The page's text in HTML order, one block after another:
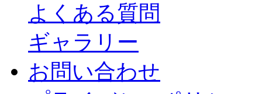
よくある質問
ギャラリー
お問い合わせ